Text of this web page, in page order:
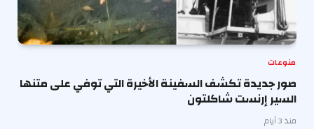
منوعات
صور جديدة تكشف السفينة الأخيرة التي توفي على متنها
السير إرنست شاكلتون
منذ 3 أيام